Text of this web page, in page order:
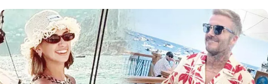
Teknik direktör Fatih Terim'in kızı Buse Terim,
geçen yaz İtalya'da ünlü futbolcu David
Beckham ile karşılaşmıştı. Fotoğraf çekilmek